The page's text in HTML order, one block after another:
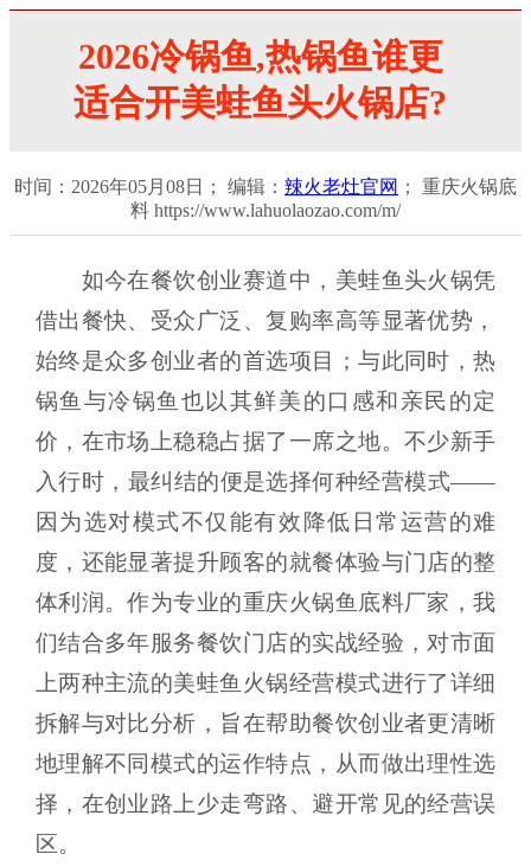
2026冷锅鱼,热锅鱼谁更
适合开美蛙鱼头火锅店?
时间：2026年05月08日； 编辑： 辣火老灶官网 ； 重庆火锅底
料 https://www.lahuolaozao.com/m/
如今在餐饮创业赛道中，美蛙鱼头火锅凭
借出餐快、受众广泛、复购率高等显著优势，
始终是众多创业者的首选项目；与此同时，热
锅鱼与冷锅鱼也以其鲜美的口感和亲民的定
价，在市场上稳稳占据了一席之地。不少新手
入行时，最纠结的便是选择何种经营模式——
因为选对模式不仅能有效降低日常运营的难
度，还能显著提升顾客的就餐体验与门店的整
体利润。作为专业的重庆火锅鱼底料厂家，我
们结合多年服务餐饮门店的实战经验，对市面
上两种主流的美蛙鱼火锅经营模式进行了详细
拆解与对比分析，旨在帮助餐饮创业者更清晰
地理解不同模式的运作特点，从而做出理性选
择，在创业路上少走弯路、避开常见的经营误
区。